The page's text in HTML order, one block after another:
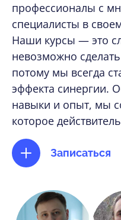
профессионалы с
специалисты в
Наши курсы — это
невозможно
потому мы всегда
эффекта синергии.
навыки и опыт, мы
которое
Записаться